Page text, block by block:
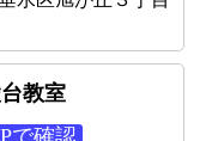
教室
で確認